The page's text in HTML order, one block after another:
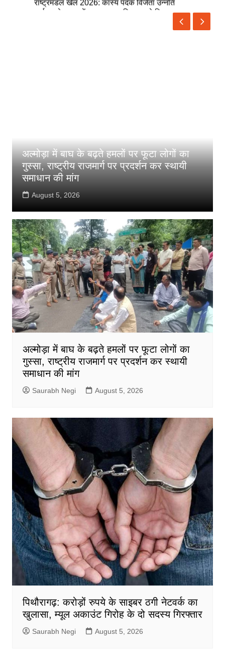
सम्मानित
अल्मोड़ा में बाघ के बढ़ते हमलों पर फूटा लोगों का
गुस्सा, राष्ट्रीय राजमार्ग पर प्रदर्शन कर स्थायी
समाधान की मांग
August 5, 2026
अल्मोड़ा में बाघ के बढ़ते हमलों पर फूटा लोगों का
गुस्सा, राष्ट्रीय राजमार्ग पर प्रदर्शन कर स्थायी
समाधान की मांग
Saurabh Negi August 5, 2026
पिथौरागढ़: करोड़ों रुपये के साइबर ठगी नेटवर्क का
खुलासा, म्यूल अकाउंट गिरोह के दो सदस्य गिरफ्तार
Saurabh Negi August 5, 2026